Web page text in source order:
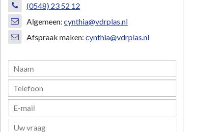
(0548) 23 52 12
Algemeen: cynthia@vdrplas.nl
Afspraak maken: cynthia@vdrplas.nl